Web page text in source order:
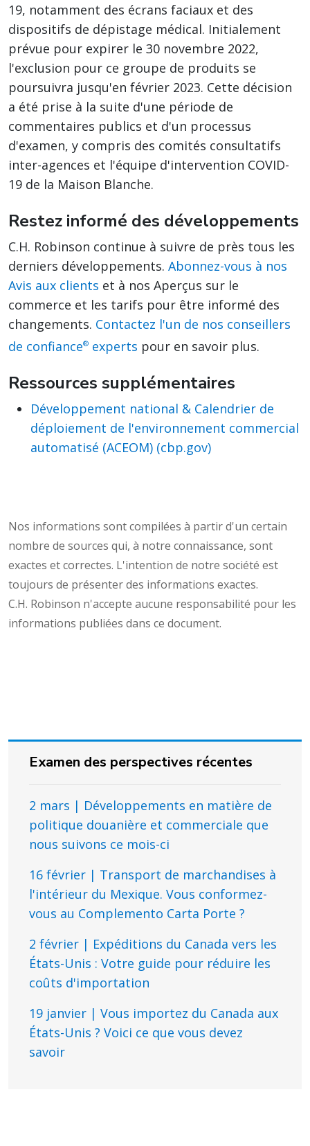
19, notamment des écrans faciaux et des
dispositifs de dépistage médical. Initialement
prévue pour expirer le 30 novembre 2022,
l'exclusion pour ce groupe de produits se
poursuivra jusqu'en février 2023. Cette décision
a été prise à la suite d'une période de
commentaires publics et d'un processus
d'examen, y compris des comités consultatifs
inter-agences et l'équipe d'intervention COVID-
19 de la Maison Blanche.
Restez informé des développements
C.H. Robinson continue à suivre de près tous les
derniers développements. Abonnez-vous à nos
Avis aux clients et à nos Aperçus sur le
commerce et les tarifs pour être informé des
changements. Contactez l'un de nos conseillers
de confiance® experts pour en savoir plus.
Ressources supplémentaires
Développement national & Calendrier de
déploiement de l'environnement commercial
automatisé (ACEOM) (cbp.gov)
Nos informations sont compilées à partir d'un certain
nombre de sources qui, à notre connaissance, sont
exactes et correctes. L'intention de notre société est
toujours de présenter des informations exactes.
C.H. Robinson n'accepte aucune responsabilité pour les
informations publiées dans ce document.
Examen des perspectives récentes
2 mars | Développements en matière de
politique douanière et commerciale que
nous suivons ce mois-ci
16 février | Transport de marchandises à
l'intérieur du Mexique. Vous conformez-
vous au Complemento Carta Porte ?
2 février | Expéditions du Canada vers les
États-Unis : Votre guide pour réduire les
coûts d'importation
19 janvier | Vous importez du Canada aux
États-Unis ? Voici ce que vous devez
savoir